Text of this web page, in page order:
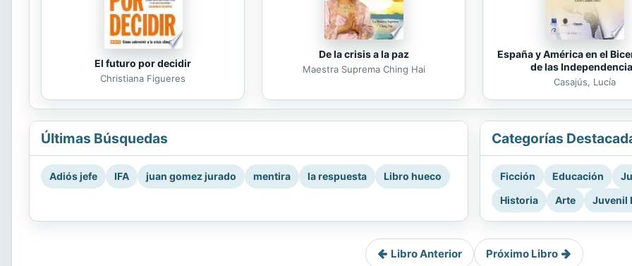
El futuro por decidir
Christiana Figueres
De la crisis a la paz
Maestra Suprema Ching Hai
España y América en el
de las
Casajús, Lucía
Últimas Búsquedas
Adiós jefe IFA juan gomez jurado mentira la respuesta Libro hueco
Categorías
Ficción Educación
Historia
Arte Juvenil
Libro Anterior Próximo Libro